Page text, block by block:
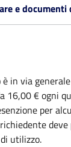
e documenti
in via
16,00 € ogni
per
utilizzo.